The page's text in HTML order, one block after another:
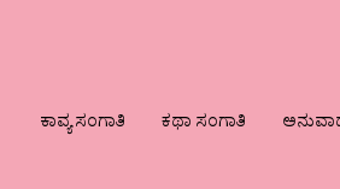
ಕಾವ್ಯ ಸಂಗಾತಿ ಕಥಾ ಸಂಗಾತಿ